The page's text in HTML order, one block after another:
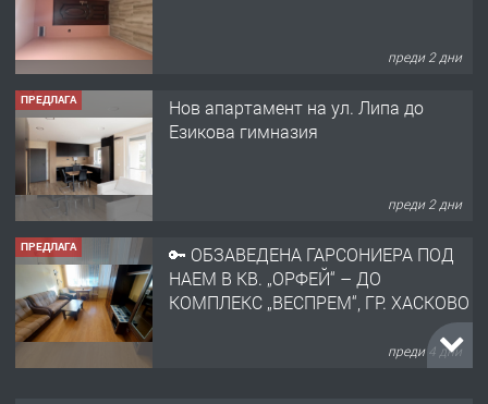
преди 2 дни
ПРЕДЛАГА
🔑 ОБЗАВЕДЕНА ГАРСОНИЕРА ПОД
НАЕМ В КВ. „ОРФЕЙ“ – ДО
преди 4 дни
ПРЕДЛАГА
НАПЪЛНО ОБЗАВЕДЕН И
ОБОРУДВАН ТРИСТАЕН
АПАРТАМЕНТ В ЦЕНТЪРА НА ГР.
преди 4 дни